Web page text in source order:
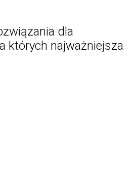
dla
których najważniejsza